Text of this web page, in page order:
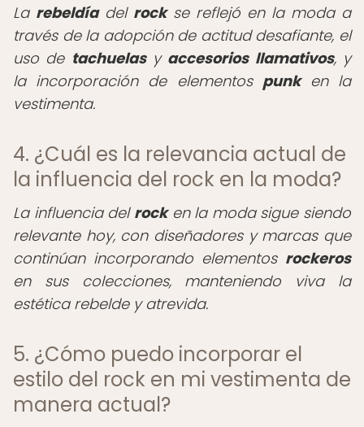
La rebeldíadel rockse reflejó en la moda a
través de la adopción de actitud desafiante, el
uso de tachuelasy accesorios llamativos, y
la incorporación de elementos punken la
vestimenta.
4. ¿Cuál es la relevancia actual de
la influencia del rock en la moda?
La influencia del rocken la moda sigue siendo
relevante hoy, con diseñadores y marcas que
continúan incorporando elementos rockeros
en sus colecciones, manteniendo viva la
estética rebelde y atrevida.
5. ¿Cómo puedo incorporar el
estilo del rock en mi vestimenta de
manera actual?